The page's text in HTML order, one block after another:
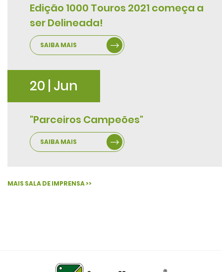
Edição 1000 Touros 2021 começa a
ser Delineada!
SAIBA MAIS
20 | Jun
"Parceiros Campeões"
SAIBA MAIS
MAIS SALA DE IMPRENSA >>